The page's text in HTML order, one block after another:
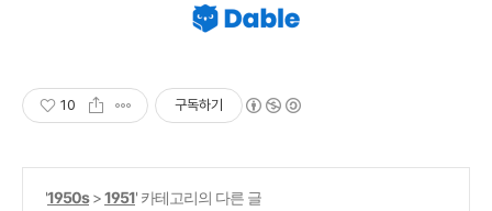
10 구독하기
'1950s>1951' 카테고리의 다른 글